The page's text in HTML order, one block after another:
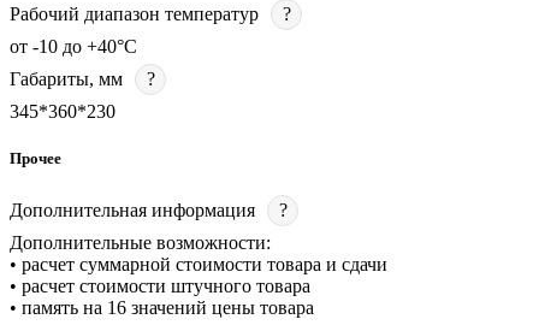
Рабочий диапазон температур
?
от -10 до +40°C
Габариты, мм
?
345*360*230
Прочее
Дополнительная информация
?
Дополнительные возможности:
• расчет суммарной стоимости товара и сдачи
• расчет стоимости штучного товара
• память на 16 значений цены товара